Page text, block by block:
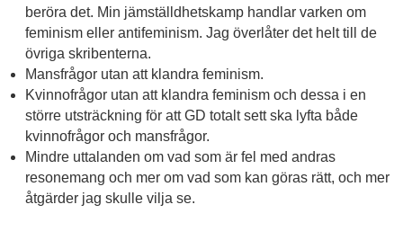
beröra det. Min jämställdhetskamp handlar varken om
feminism eller antifeminism. Jag överlåter det helt till de
övriga skribenterna.
Mansfrågor utan att klandra feminism.
Kvinnofrågor utan att klandra feminism och dessa i en
större utsträckning för att GD totalt sett ska lyfta både
kvinnofrågor och mansfrågor.
Mindre uttalanden om vad som är fel med andras
resonemang och mer om vad som kan göras rätt, och mer
åtgärder jag skulle vilja se.